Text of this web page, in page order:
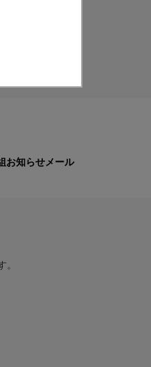
お知らせメール
。